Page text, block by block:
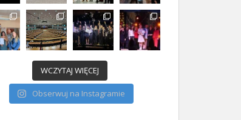
WCZYTAJ WIĘCEJ
Obserwuj na Instagramie